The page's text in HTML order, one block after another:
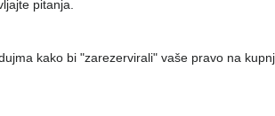
pitanja.
kako bi "zarezervirali" vaše pravo na